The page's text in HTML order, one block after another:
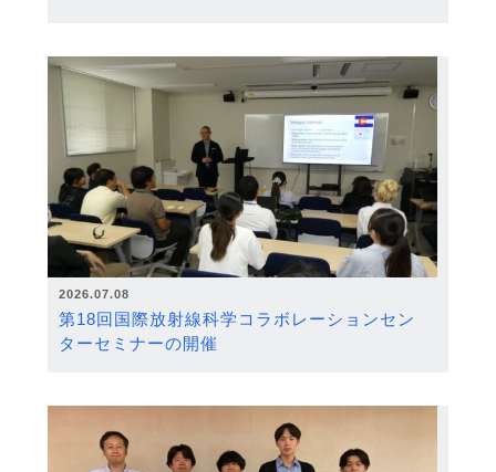
2026.07.08
第18回国際放射線科学コラボレーションセン
ターセミナーの開催